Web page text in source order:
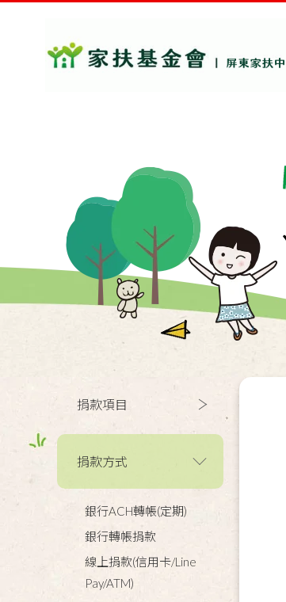
捐款項目
捐款方式
銀行ACH轉帳(定期)
銀行轉帳捐款
線上捐款(信用卡/Line
Pay/ATM)